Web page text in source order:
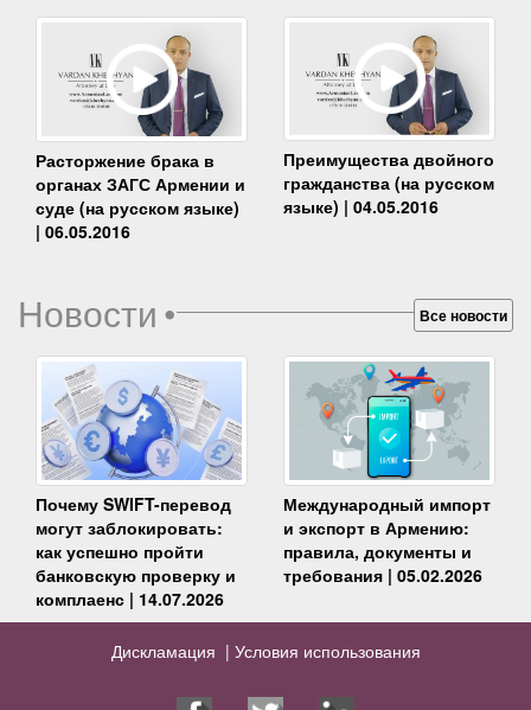
Расторжение брака в
органах ЗАГС Армении и
суде (на русском языке)
| 06.05.2016
Преимущества двойного
гражданства (на русском
языке) | 04.05.2016
Новости• Все новости
Почему SWIFT-перевод
могут заблокировать:
как успешно пройти
банковскую проверку и
комплаенс | 14.07.2026
Международный импорт
и экспорт в Армению:
правила, документы и
требования | 05.02.2026
Дискламация | Условия использования